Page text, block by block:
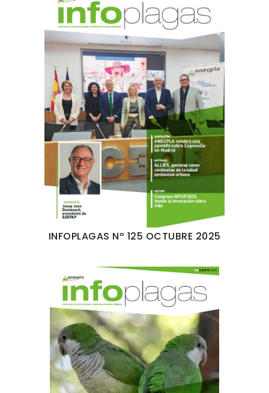
INFOPLAGAS Nº 125 OCTUBRE 2025